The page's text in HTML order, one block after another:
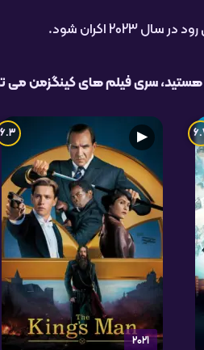
اکران شود.
سری فیلم های کینگزمن می
2021
▶
6.3